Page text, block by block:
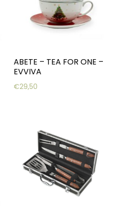
ABETE – TEA FOR ONE –
EVVIVA
€29,50